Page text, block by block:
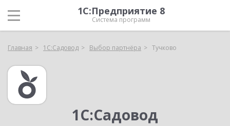
1С:Предприятие 8
Система программ
Главная 1С:Садовод Выбор партнёра Тучково
1С:Садовод